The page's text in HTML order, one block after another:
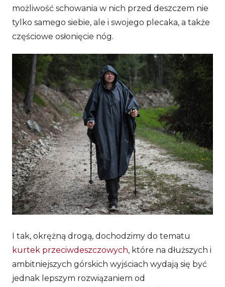
możliwość schowania w nich przed deszczem nie
tylko samego siebie, ale i swojego plecaka, a także
częściowe osłonięcie nóg.
I tak, okrężną drogą, dochodzimy do tematu
kurtek przeciwdeszczowych, które na dłuższych i
ambitniejszych górskich wyjściach wydają się być
jednak lepszym rozwiązaniem od